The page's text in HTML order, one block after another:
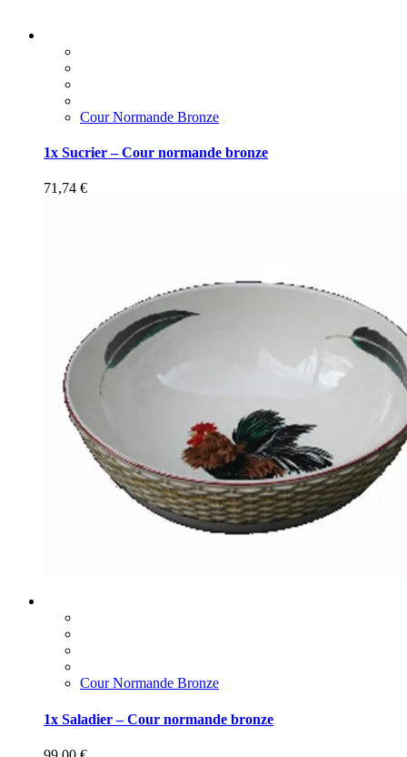
Cour Normande Bronze
1x Sucrier – Cour normande bronze
71,74 €
Cour Normande Bronze
1x Saladier – Cour normande bronze